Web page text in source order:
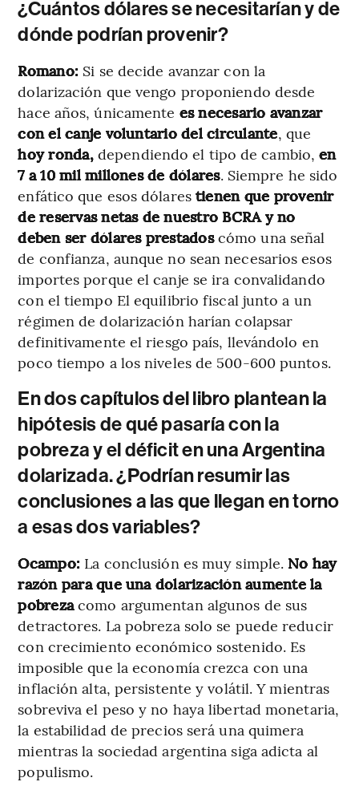
¿Cuántos dólares se necesitarían y de
dónde podrían provenir?
Romano: Si se decide avanzar con la
dolarización que vengo proponiendo desde
hace años, únicamente es necesario avanzar
con el canje voluntario del circulante, que
hoy ronda,dependiendo el tipo de cambio,en
7 a 10 mil millones de dólares. Siempre he sido
enfático que esos dólares tienen que provenir
de reservas netas de nuestro BCRA y no
deben ser dólares prestadoscómo una señal
de confianza, aunque no sean necesarios esos
importes porque el canje se ira convalidando
con el tiempo El equilibrio fiscal junto a un
régimen de dolarización harían colapsar
definitivamente el riesgo país, llevándolo en
poco tiempo a los niveles de 500-600 puntos.
En dos capítulos del libro plantean la
hipótesis de qué pasaría con la
pobreza y el déficit en una Argentina
dolarizada. ¿Podrían resumir las
conclusiones a las que llegan en torno
a esas dos variables?
Ocampo: La conclusión es muy simple. No hay
razón para que una dolarización aumente la
pobrezacomo argumentan algunos de sus
detractores. La pobreza solo se puede reducir
con crecimiento económico sostenido. Es
imposible que la economía crezca con una
inflación alta, persistente y volátil. Y mientras
sobreviva el peso y no haya libertad monetaria,
la estabilidad de precios será una quimera
mientras la sociedad argentina siga adicta al
populismo.